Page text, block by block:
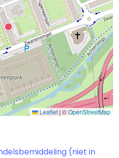
Leaflet |©OpenStreetMap
(niet in